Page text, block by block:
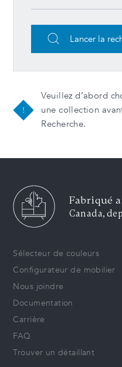
Lancer la
Veuillez d’abord
une collection
Recherche.
Fabriqué
Canada,
Sélecteur de couleurs
Configurateur de mobilier
Nous joindre
Documentation
Carrière
FAQ
Trouver un détaillant